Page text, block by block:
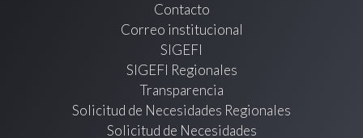
Contacto
Correo institucional
SIGEFI
SIGEFI Regionales
Transparencia
Solicitud de Necesidades Regionales
Solicitud de Necesidades